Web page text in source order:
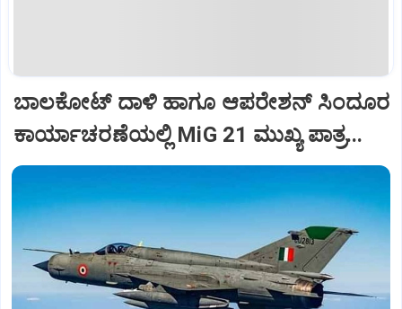
ಬಾಲಕೋಟ್‌ ದಾಳಿ ಹಾಗೂ ಆಪರೇಶನ್‌ ಸಿಂದೂರ
ಕಾರ್ಯಾಚರಣೆಯಲ್ಲಿ MiG 21 ಮುಖ್ಯ ಪಾತ್ರ...